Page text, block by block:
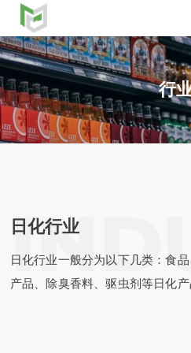
行
日化行业
日化行业一般分为以下几类：食
产品、除臭香料、驱虫剂等日化